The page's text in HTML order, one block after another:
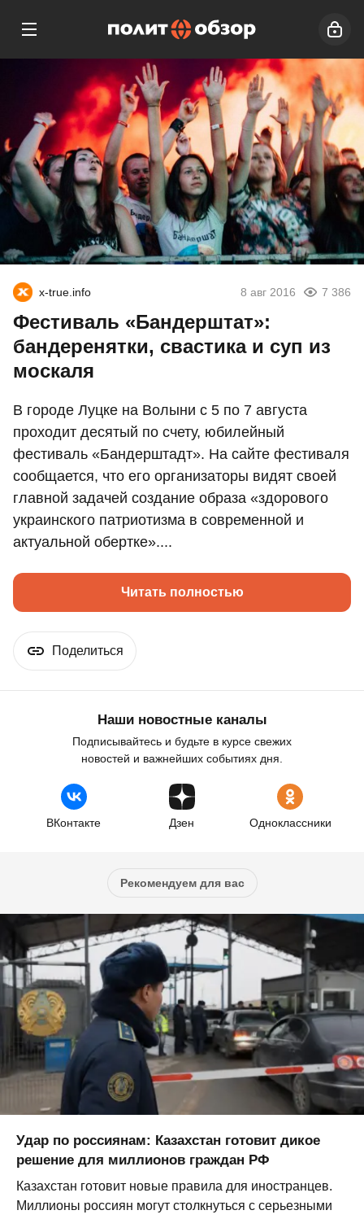
x-true.info 8 авг 2016 7 386
Фестиваль «Бандерштат»:
бандеренятки, свастика и суп из
москаля
В городе Луцке на Волыни с 5 по 7 августа
проходит десятый по счету, юбилейный
фестиваль «Бандерштадт». На сайте фестиваля
сообщается, что его организаторы видят своей
главной задачей создание образа «здорового
украинского патриотизма в современной и
актуальной обертке»....
Читать полностью
Поделиться
Наши новостные каналы
Подписывайтесь и будьте в курсе свежих
новостей и важнейших событиях дня.
ВКонтакте Дзен Одноклассники
Рекомендуем для вас
Удар по россиянам: Казахстан готовит дикое
решение для миллионов граждан РФ
Казахстан готовит новые правила для иностранцев.
Миллионы россиян могут столкнуться с серьезными